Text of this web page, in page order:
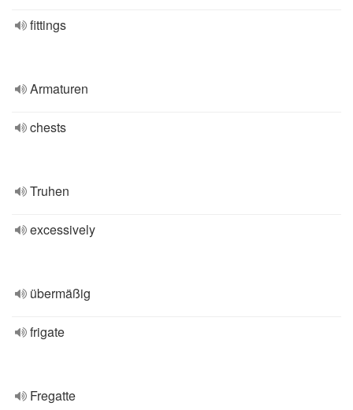
fittings
Armaturen
chests
Truhen
excessively
übermäßig
frigate
Fregatte